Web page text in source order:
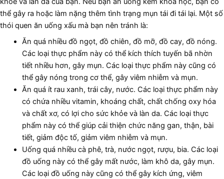
thể gây ra hoặc làm nặng thêm tình trạng mụn tái đi tái lại. Một số
thói quen ăn uống xấu mà bạn nên tránh là:
Ăn quá nhiều đồ ngọt, đồ chiên, đồ mỡ, đồ cay, đồ nóng.
Các loại thực phẩm này có thể kích thích tuyến bã nhờn
tiết nhiều hơn, gây mụn. Các loại thực phẩm này cũng có
thể gây nóng trong cơ thể, gây viêm nhiễm và mụn.
Ăn quá ít rau xanh, trái cây, nước. Các loại thực phẩm này
có chứa nhiều vitamin, khoáng chất, chất chống oxy hóa
và chất xơ, có lợi cho sức khỏe và làn da. Các loại thực
phẩm này có thể giúp cải thiện chức năng gan, thận, bài
tiết, giảm độc tố, giảm viêm nhiễm và mụn.
Uống quá nhiều cà phê, trà, nước ngọt, rượu, bia. Các loại
đồ uống này có thể gây mất nước, làm khô da, gây mụn.
Các loại đồ uống này cũng có thể gây kích ứng, viêm